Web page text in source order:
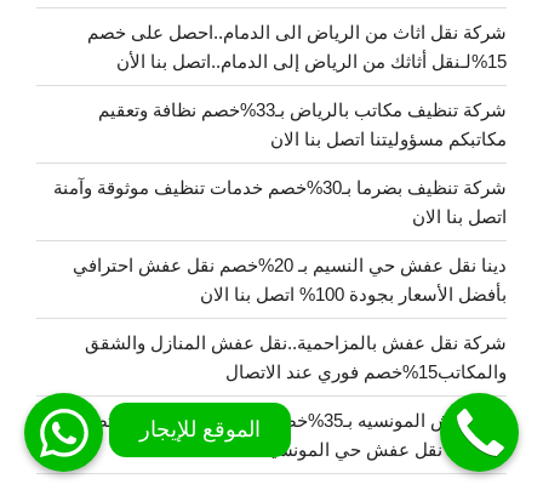
شركة نقل اثاث من الرياض الى الدمام..احصل على خصم
15%لـنقل أثاثك من الرياض إلى الدمام..اتصل بنا الأن
شركة تنظيف مكاتب بالرياض بـ33%خصم نظافة وتعقيم
مكاتبكم مسؤوليتنا اتصل بنا الان
شركة تنظيف بضرما بـ30%خصم خدمات تنظيف موثوقة وآمنة
اتصل بنا الان
دينا نقل عفش حي النسيم بـ 20%خصم نقل عفش احترافي
بأفضل الأسعار بجودة 100% اتصل بنا الان
شركة نقل عفش بالمزاحمية..نقل عفش المنازل والشقق
والمكاتب15%خصم فوري عند الاتصال
نقل عفش المونسيه بـ35%خصم نقل عفش احترافي اتصل بنا
الان دينا نقل عفش حي المونسية